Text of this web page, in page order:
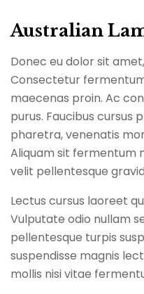
Australian
Donec eu dolor sit
Consectetur
maecenas proin. Ac
purus. Faucibus cursus
pharetra, venenatis
Aliquam sit fermentum
velit pellentesque
Lectus cursus laoreet
Vulputate odio nullam
pellentesque turpis
suspendisse magnis
mollis nisi vitae